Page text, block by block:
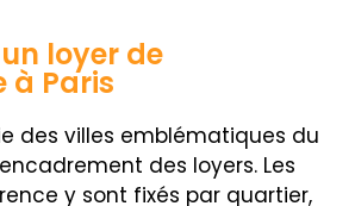
loyer de
à Paris
des villes emblématiques du
des loyers. Les
y sont fixés par quartier,